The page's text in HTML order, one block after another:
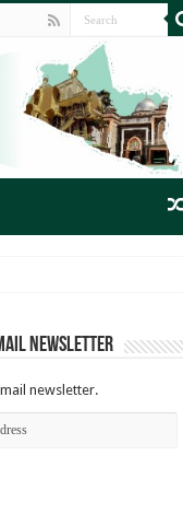
newsletter
newsletter.